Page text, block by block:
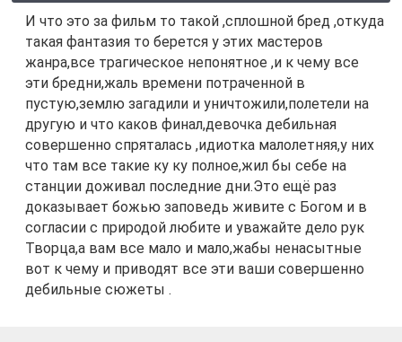
И что это за фильм то такой ,сплошной бред ,откуда
такая фантазия то берется у этих мастеров
жанра,все трагическое непонятное ,и к чему все
эти бредни,жаль времени потраченной в
пустую,землю загадили и уничтожили,полетели на
другую и что каков финал,девочка дебильная
совершенно спряталась ,идиотка малолетняя,у них
что там все такие ку ку полное,жил бы себе на
станции доживал последние дни.Это ещё раз
доказывает божью заповедь живите с Богом и в
согласии с природой любите и уважайте дело рук
Творца,а вам все мало и мало,жабы ненасытные
вот к чему и приводят все эти ваши совершенно
дебильные сюжеты .